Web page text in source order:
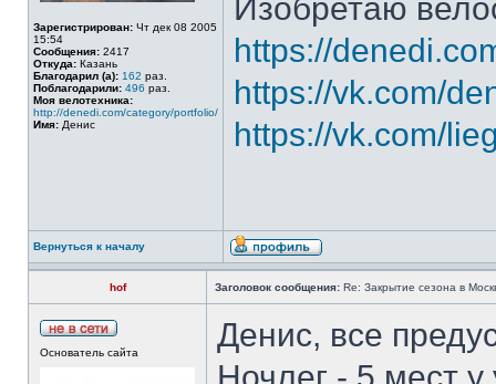
Зарегистрирован: Чт дек 08 2005
15:54
Сообщения: 2417
Откуда: Казань
Благодарил (а): 162 раз.
Поблагодарили: 496 раз.
Моя велотехника:
http://denedi.com/category/portfolio/
Имя: Денис
Изобретаю
https://
https://vk.com/
https://vk.com/
Вернуться к началу
hof Заголовок сообщения: Re: Закрытие сезона в
Основатель сайта
Денис, все